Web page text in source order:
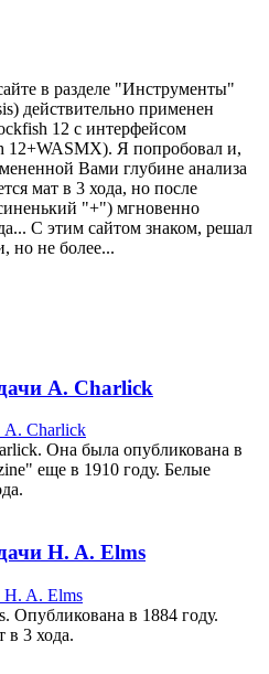
в разделе "Инструменты"
действительно применен
12 с интерфейсом
12+WASMX). Я попробовал и,
Вами глубине анализа
мат в 3 хода, но после
"+") мгновенно
С этим сайтом знаком, решал
но не более...
A. Charlick
Она была опубликована в
еще в 1910 году. Белые
H. A. Elms
Опубликована в 1884 году.
в 3 хода.